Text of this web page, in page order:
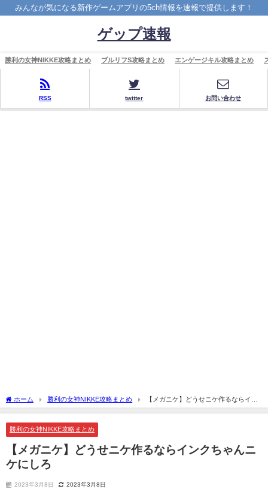
みんなが気になる新作ゲームアプリの5ch情報を速報で提供します！
ゲップ速報
勝利の女神NIKKE攻略まとめ ブルリフS攻略まとめ エンゲージキル攻略まとめ
RSS twitter お問い合わせ
ホーム 勝利の女神NIKKE攻略まとめ
【メガニケ】どうせニケ作るならイン
クちゃんニケにしろ
勝利の女神NIKKE攻略まとめ
【メガニケ】どうせニケ作るならインクちゃんニ
ケにしろ
2023年3月8日 2023年3月8日